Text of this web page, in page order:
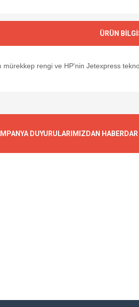
ÜRÜN
mürekkep rengi ve HP'nin Jetexpress
DUYURULARIMIZDAN